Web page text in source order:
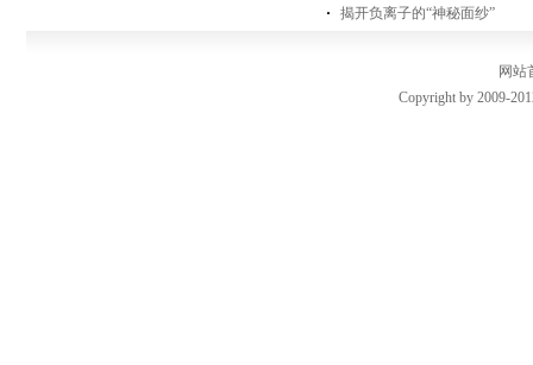
揭开负离子的“神秘面纱”
网站
Copyright by 2009-